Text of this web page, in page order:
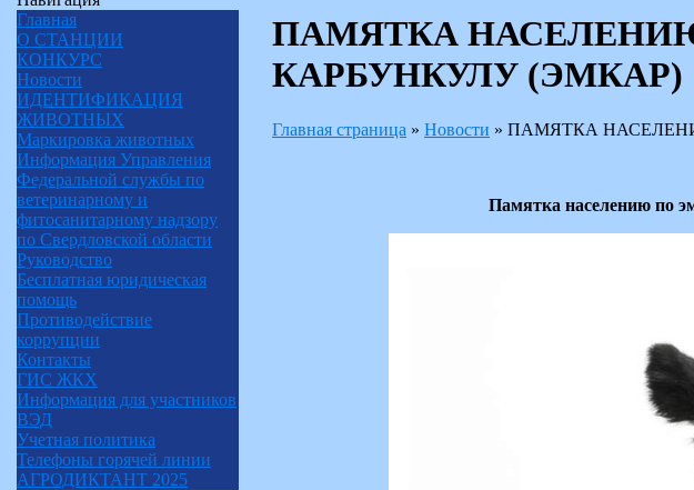
Главная
О СТАНЦИИ
КОНКУРС
Новости
ИДЕНТИФИКАЦИЯ
ЖИВОТНЫХ
Маркировка животных
Информация Управления
Федеральной службы по
ветеринарному и
фитосанитарному надзору
по Свердловской области
Руководство
Бесплатная юридическая
помощь
Противодействие
коррупции
Контакты
ГИС ЖКХ
Информация для участников
ВЭД
Учетная политика
Телефоны горячей линии
АГРОДИКТАНТ 2025
ПАМЯТКА
КАРБУНКУЛУ (ЭМКАР)
Главная страница » Новости » ПАМЯТКА
Памятка населению по